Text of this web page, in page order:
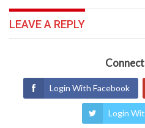
LEAVE A REPLY
Login With Facebook
Login